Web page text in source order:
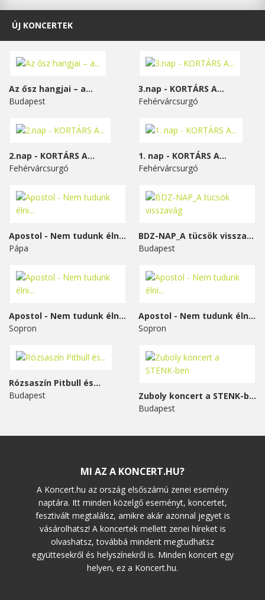
ÚJ KONCERTEK
Az ősz hangjai – a...
Budapest
3.nap - KORTÁRS A...
Fehérvárcsurgó
2.nap - KORTÁRS A...
Fehérvárcsurgó
1. nap - KORTÁRS A...
Fehérvárcsurgó
Apostol - Nem tudunk élni...
Pápa
BDZ-NAP_A tücsök visszavág
Budapest
Apostol - Nem tudunk élni...
Sopron
Apostol - Nem tudunk élni...
Sopron
Rózsaszín Pitbull és...
Budapest
Zuboly koncert a STENK-ben
Budapest
MI AZ A KONCERT.HU?
A Koncert.hu az ország elsőszámú zenei esemény
naptára. Itt minden közelgő eseményt, koncertet,
fesztivált megtalálsz, amikre akár azonnal jegyet is
vásárolhatsz! A koncertek mellett zenei híreket is
olvashatsz, továbbá mindent megtudhatsz
együttesekről és helyszínekről is. Minden koncert egy
helyen, ez a Koncert.hu.